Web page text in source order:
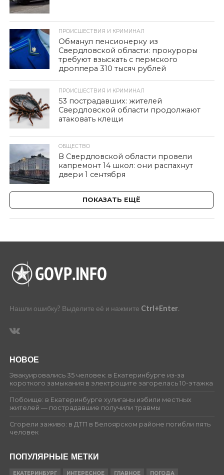
ПРОИСШЕСТВИЯ И КРИМИНАЛ
Обманул пенсионерку из
Свердловской области: прокуроры
требуют взыскать с пермского
дроппера 310 тысяч рублей
ПРОИСШЕСТВИЯ И КРИМИНАЛ
53 пострадавших: жителей
Свердловской области продолжают
атаковать клещи
ОБЩЕСТВО
В Свердловской области провели
капремонт 14 школ: они распахнут
двери 1 сентября
ПОКАЗАТЬ ЕЩЁ
Нашли ошибку? Выделите её и нажмите Ctrl+Enter.
НОВОЕ
Эвакуировались 35 человек: в Екатеринбурге из-за
короткого замыкания в электрощите загорелась 10-этажка
Побоище: в Екатеринбурге хулиганы избили местных
жителей — пострадавшие получили травмы
Сгорели заживо: в ДТП в Белоярском районе погибли пять
человек
ПОПУЛЯРНЫЕ МЕТКИ
ЕКАТЕРИНБУРГ ИНТЕРЕСНОЕ ГЛАВНОЕ ПОГОДА